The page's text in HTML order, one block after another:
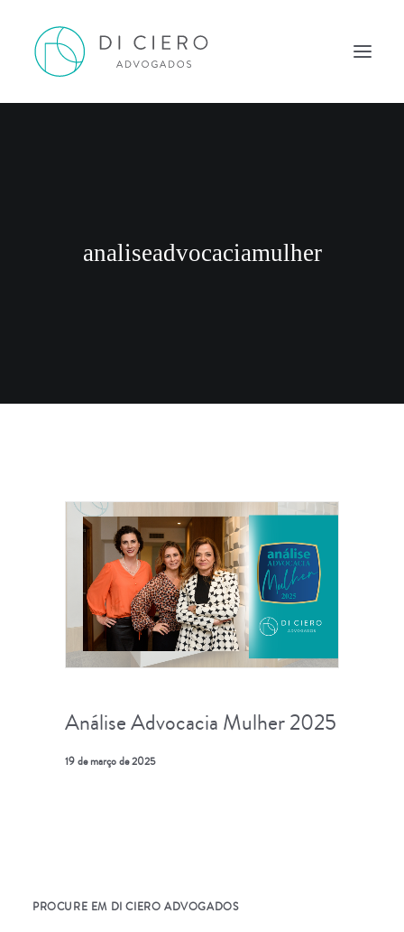
analiseadvocaciamulher
Análise Advocacia Mulher 2025
19 de março de 2025
PROCURE EM DI CIERO ADVOGADOS